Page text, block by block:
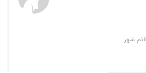
شهر